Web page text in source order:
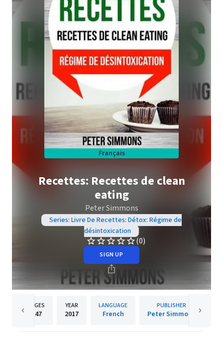
Français
Recettes: Recettes de clean
eating
Peter Simmons
Series: Livre De Recettes: Détox: Régime de
désintoxication
(0)
SIGN UP
PAGES
147
YEAR
2017
LANGUAGE
French
PUBLISHER
Peter Simmons